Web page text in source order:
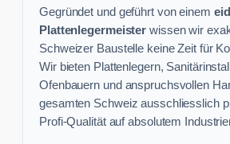
Gegründet und geführt von einem
Plattenlegermeister wissen wir
Schweizer Baustelle keine Zeit für
Wir bieten Plattenlegern,
Ofenbauern und anspruchsvollen
gesamten Schweiz ausschliesslich
Profi-Qualität auf absolutem